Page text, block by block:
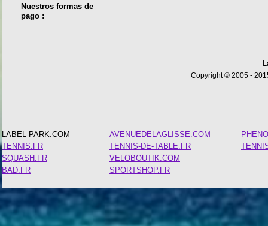
Nuestros formas de
pago :
Copyright © 2005 -
LABEL-PARK.COM
TENNIS.FR
SQUASH.FR
BAD.FR
AVENUEDELAGLISSE.COM
TENNIS-DE-TABLE.FR
VELOBOUTIK.COM
SPORTSHOP.FR